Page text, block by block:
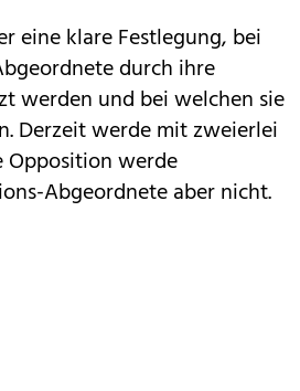
eine klare Festlegung, bei
durch ihre
werden und bei welchen sie
Derzeit werde mit zweierlei
Opposition werde
Abgeordnete aber nicht.